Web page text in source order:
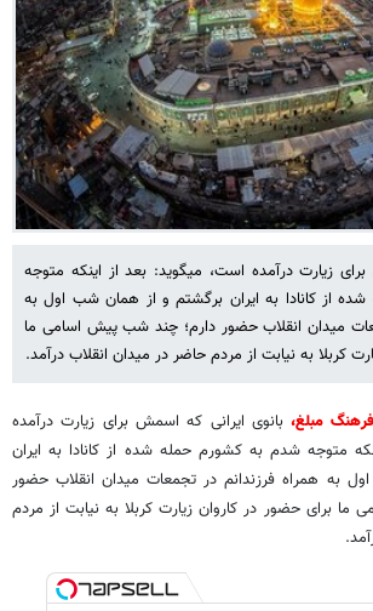
زیارت درآمده است، میگوید: بعد از اینکه متوجه
از کانادا به ایران برگشتم و از همان شب اول به
میدان انقلاب حضور دارم؛ چند شب پیش اسامی ما
کربلا به نیابت از مردم حاضر در میدان انقلاب درآمد.
مبلغ، بانوی ایرانی که اسمش برای زیارت درآمده
متوجه شدم به کشورم حمله شده از کانادا به ایران
به همراه فرزندانم در تجمعات میدان انقلاب حضور
برای حضور در کاروان زیارت کربلا به نیابت از مردم